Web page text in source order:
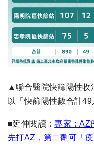
▲聯合醫院快篩陽性收
以「快篩陽性數合計
■延伸閱讀：專家：AZ
先打AZ，第二劑可「